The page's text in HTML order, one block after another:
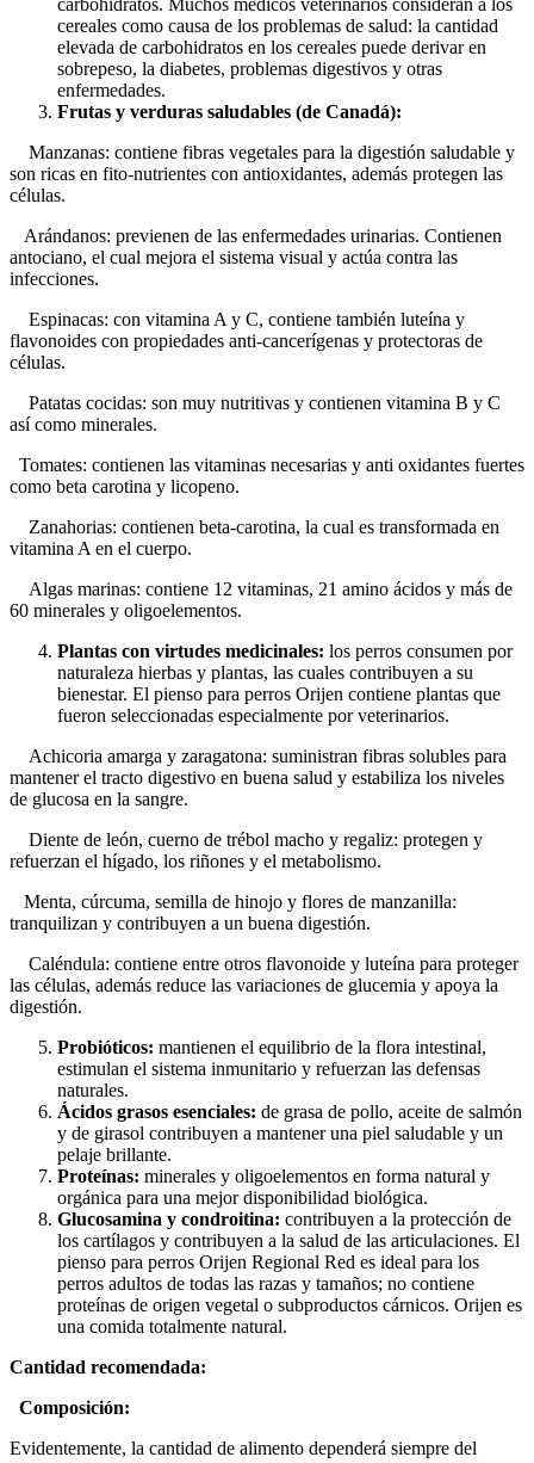
carbohidratos. Muchos médicos veterinarios consideran a los
cereales como causa de los problemas de salud: la cantidad
elevada de carbohidratos en los cereales puede derivar en
sobrepeso, la diabetes, problemas digestivos y otras
enfermedades.
Frutas y verduras saludables (de Canadá):
Manzanas: contiene fibras vegetales para la digestión saludable y
son ricas en fito-nutrientes con antioxidantes, además protegen las
células.
Arándanos: previenen de las enfermedades urinarias. Contienen
antociano, el cual mejora el sistema visual y actúa contra las
infecciones.
Espinacas: con vitamina A y C, contiene también luteína y
flavonoides con propiedades anti-cancerígenas y protectoras de
células.
Patatas cocidas: son muy nutritivas y contienen vitamina B y C
así como minerales.
Tomates: contienen las vitaminas necesarias y anti oxidantes fuertes
como beta carotina y licopeno.
Zanahorias: contienen beta-carotina, la cual es transformada en
vitamina A en el cuerpo.
Algas marinas: contiene 12 vitaminas, 21 amino ácidos y más de
60 minerales y oligoelementos.
Plantas con virtudes medicinales: los perros consumen por
naturaleza hierbas y plantas, las cuales contribuyen a su
bienestar. El pienso para perros Orijen contiene plantas que
fueron seleccionadas especialmente por veterinarios.
Achicoria amarga y zaragatona: suministran fibras solubles para
mantener el tracto digestivo en buena salud y estabiliza los niveles
de glucosa en la sangre.
Diente de león, cuerno de trébol macho y regaliz: protegen y
refuerzan el hígado, los riñones y el metabolismo.
Menta, cúrcuma, semilla de hinojo y flores de manzanilla:
tranquilizan y contribuyen a un buena digestión.
Caléndula: contiene entre otros flavonoide y luteína para proteger
las células, además reduce las variaciones de glucemia y apoya la
digestión.
Probióticos: mantienen el equilibrio de la flora intestinal,
estimulan el sistema inmunitario y refuerzan las defensas
naturales.
Ácidos grasos esenciales: de grasa de pollo, aceite de salmón
y de girasol contribuyen a mantener una piel saludable y un
pelaje brillante.
Proteínas: minerales y oligoelementos en forma natural y
orgánica para una mejor disponibilidad biológica.
Glucosamina y condroitina: contribuyen a la protección de
los cartílagos y contribuyen a la salud de las articulaciones. El
pienso para perros Orijen Regional Red es ideal para los
perros adultos de todas las razas y tamaños; no contiene
proteínas de origen vegetal o subproductos cárnicos. Orijen es
una comida totalmente natural.
Cantidad recomendada:
Composición:
Evidentemente, la cantidad de alimento dependerá siempre del